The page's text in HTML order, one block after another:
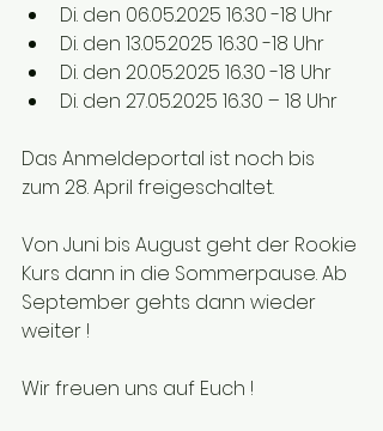
Di. den 06.05.2025 16.30 -18 Uhr
Di. den 13.05.2025 16.30 -18 Uhr
Di. den 20.05.2025 16.30 -18 Uhr
Di. den 27.05.2025 16.30 – 18 Uhr
Das Anmeldeportal ist noch bis
zum 28. April freigeschaltet.
Von Juni bis August geht der Rookie
Kurs dann in die Sommerpause. Ab
September gehts dann wieder
weiter !
Wir freuen uns auf Euch !